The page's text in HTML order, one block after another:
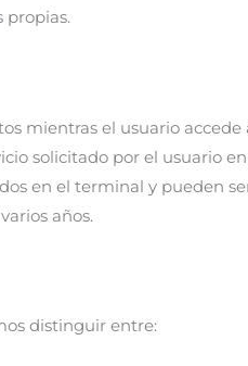
propias.
mientras el usuario
solicitado por el usuario
en el terminal y pueden
años.
distinguir entre: